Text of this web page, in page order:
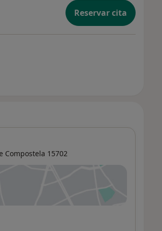
Reservar cita
Compostela 15702
en una nueva pestaña